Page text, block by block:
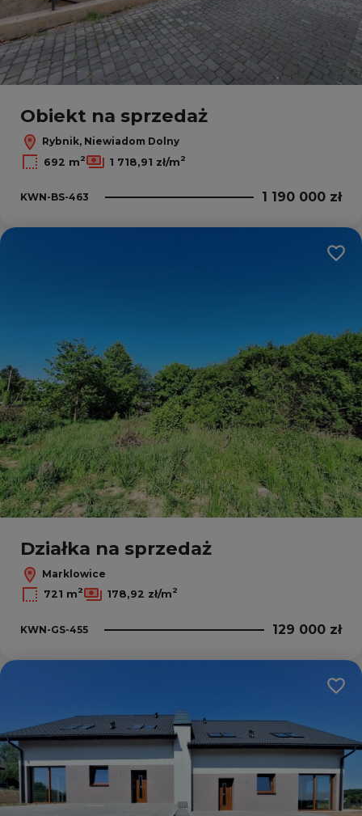
Obiekt na sprzedaż
Rybnik, Niewiadom Dolny
692 m2 1 718,91 zł/m2
KWN-BS-463 1 190 000 zł
Działka na sprzedaż
Marklowice
721 m2 178,92 zł/m2
KWN-GS-455 129 000 zł